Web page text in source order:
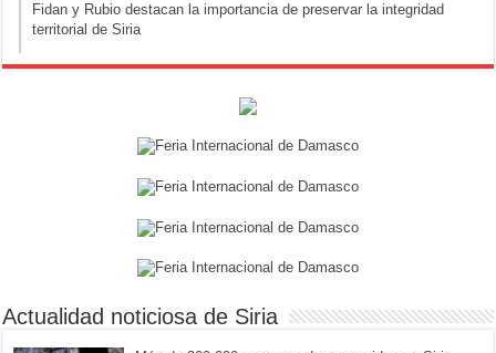
Fidan y Rubio destacan la importancia de preservar la integridad
territorial de Siria
Actualidad noticiosa de Siria